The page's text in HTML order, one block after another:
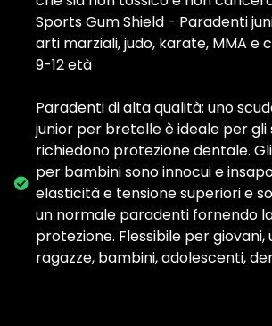
Sports Gum Shield - Paradenti
arti marziali, judo, karate, MMA e
9-12 età
Paradenti di alta qualità: uno
junior per bretelle è ideale per
richiedono protezione dentale.
per bambini sono innocui e
elasticità e tensione superiori e
un normale paradenti fornendo
protezione. Flessibile per giovani,
ragazze, bambini, adolescenti,